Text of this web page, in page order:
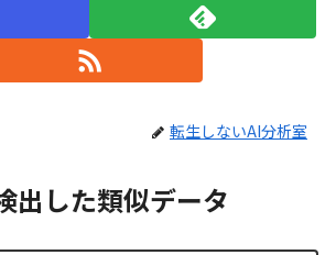
転生しないAI分析室
出した類似データ